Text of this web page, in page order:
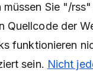
Sie "/
Quellcode der
funktionieren
sein. Nicht